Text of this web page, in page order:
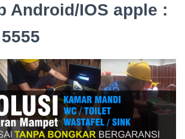
Android/IOS apple :